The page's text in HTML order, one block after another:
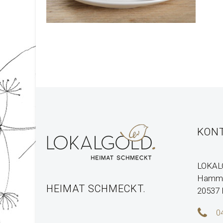
HEIMAT SCHMECKT.
20537

